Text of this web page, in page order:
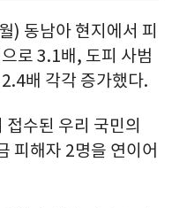
) 동남아 현지에서 피
로 3.1배, 도피 사범
배 각각 증가했다.
수된 우리 국민의
피해자 2명을 연이어